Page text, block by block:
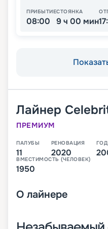
ПРИБЫТИЕ
08:00
СТОЯНКА
9 ч 00 мин
Лайнер
ПРЕМИУМ
ПАЛУБЫ
11
РЕНОВАЦИЯ
2020
ВМЕСТИМОСТЬ (ЧЕЛОВЕК)
1950
О лайнере